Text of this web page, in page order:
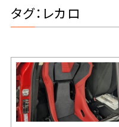
タグ：レカロ